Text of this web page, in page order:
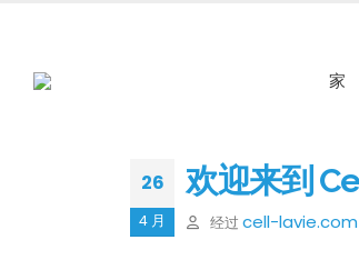
家
26
4 月
欢迎来到
经过 cell-lavie.com